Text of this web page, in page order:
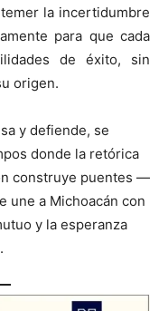
la incertidumbre
para que cada
de éxito, sin
origen.
y defiende, se
donde la retórica
construye puentes —
une a Michoacán con
y la esperanza